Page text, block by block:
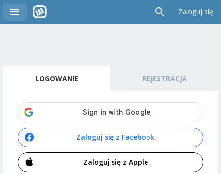
Zaloguj się
LOGOWANIE REJESTRACJA
Zaloguj się z Facebook
Zaloguj się z Apple